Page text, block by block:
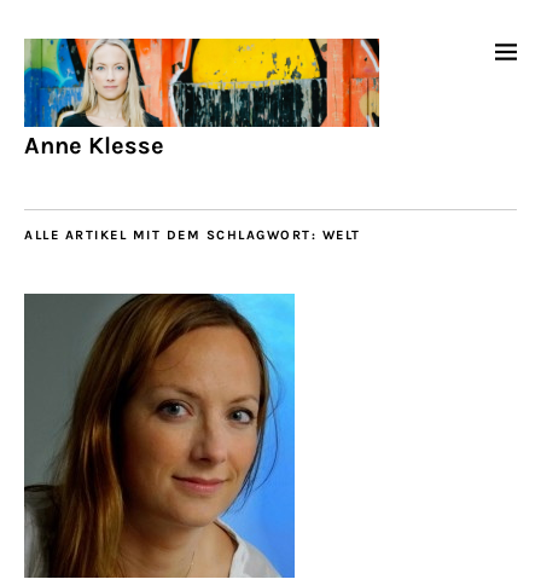
Anne Klesse
ALLE ARTIKEL MIT DEM SCHLAGWORT: WELT